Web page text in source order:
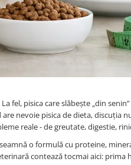
fel, pisica care slăbește „din
nevoie pisica de dieta, discuția
reale - de greutate, digestie,
o formulă cu proteine,
contează tocmai aici: prima